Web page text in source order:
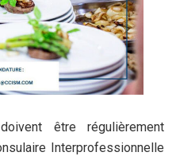
être régulièrement
Interprofessionnelle